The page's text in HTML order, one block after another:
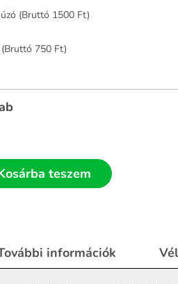
(Bruttó 1500 Ft)
750 Ft)
teszem
információk